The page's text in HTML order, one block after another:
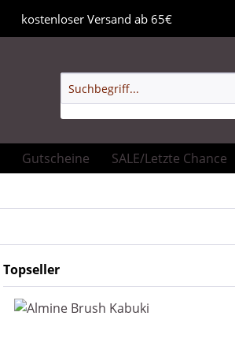
kostenloser Versand ab 65€
Gutscheine SALE/Letzte Chance
Topseller